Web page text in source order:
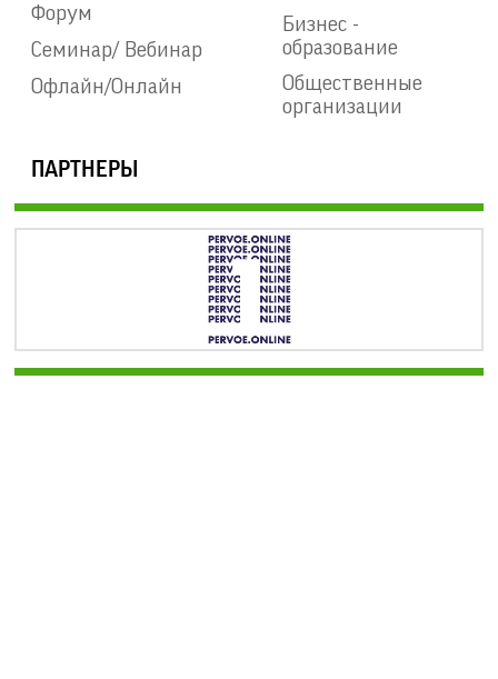
Форум
Семинар/ Вебинар
Офлайн/Онлайн
Бизнес -
образование
Общественные
организации
ПАРТНЕРЫ